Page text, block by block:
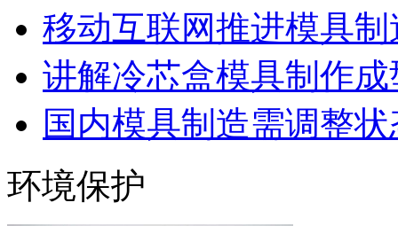
移动互联网推进模具
讲解冷芯盒模具制作
国内模具制造需调整
环境保护